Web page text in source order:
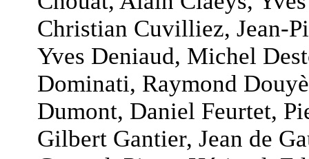
Christian Cuvilliez, Jean-
Yves Deniaud, Michel
Dominati, Raymond
Dumont, Daniel Feurtet,
Gilbert Gantier, Jean de